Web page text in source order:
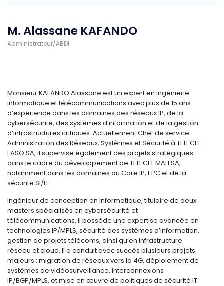
M. Alassane KAFANDO
Administrateur/ABDI
Monsieur KAFANDO Alassane est un expert en ingénierie
informatique et télécommunications avec plus de 15 ans
d’expérience dans les domaines des réseaux IP, de la
cybersécurité, des systèmes d’information et de la gestion
d’infrastructures critiques. Actuellement Chef de service
Administration des Réseaux, Systèmes et Sécurité à TELECEL
FASO SA, il supervise également des projets stratégiques
dans le cadre du développement de TELECEL MALI SA,
notamment dans les domaines du Core IP, EPC et de la
sécurité SI/IT.
Ingénieur de conception en informatique, titulaire de deux
masters spécialisés en cybersécurité et
télécommunications, il possède une expertise avancée en
technologies IP/MPLS, sécurité des systèmes d’information,
gestion de projets télécoms, ainsi qu’en infrastructure
réseau et cloud. Il a conduit avec succès plusieurs projets
majeurs : migration de réseaux vers la 4G, déploiement de
systèmes de vidéosurveillance, interconnexions
IP/BGP/MPLS, et mise en œuvre de politiques de sécurité IT.